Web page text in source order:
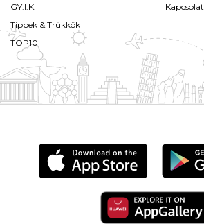
GY.I.K.
Tippek & Trükkök
TOP10
Kapcsolat